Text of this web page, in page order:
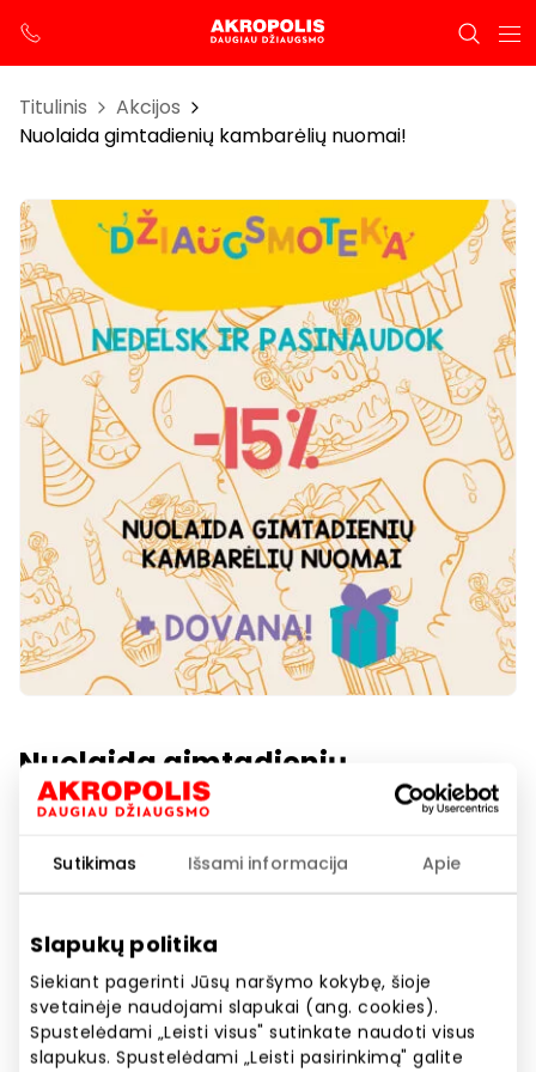
Sutikimas Išsami informacija Apie
Slapukų politika
Siekiant pagerinti Jūsų naršymo kokybę, šioje
svetainėje naudojami slapukai (ang. cookies).
Spustelėdami „Leisti visus" sutinkate naudoti visus
slapukus. Spustelėdami „Leisti pasirinkimą" galite
Titulinis
Akcijos
Nuolaida gimtadienių kambarėlių nuomai!
Nuolaida gimtadienių
kambarėlių nuomai!
Rodyti lokaciją žemėlapyje